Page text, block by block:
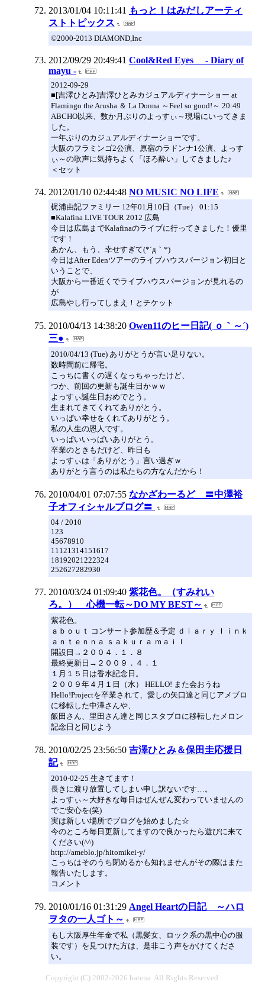
2013/01/04 10:11:41 もっと！はみだしアーティ
ストトピックス
©2000-2013 DIAMOND,Inc
2012/09/29 20:49:41 Cool&Red Eyes - Diary of
mayu -
2012-09-29
■[吉澤ひとみ]吉澤ひとみカジュアルディナーショー at
Flamingo the Arusha ＆ La Donna ～Feel so good!～ 20:49
ABCHO以来、数か月ぶりのよっすぃ～現場にいってきま
した。
一年ぶりのカジュアルディナーショーです。
大阪のフラミンゴ2公演、原宿のラドンナ1公演、よっす
ぃ～の歌声に気持ちよく「ほろ酔い」してきました♪
＜セット
2012/01/10 02:44:48 NO MUSIC NO LIFE
梶浦由記ファミリー 12年01月10日（Tue） 01:15
■Kalafina LIVE TOUR 2012 広島
今日は広島までKalafinaのライブに行ってきました！優里
です！
あかん、もう、幸せすぎて(*´д｀*)
今日はAfter Edenツアーのライブハウスバージョン初日と
いうことで、
大阪から一番近くでライブハウスバージョンが見れるの
が
広島やし行ってしまえ！とチケット
2010/04/13 14:38:20 Owen11のヒー日記( ｏ｀～´)
三●
2010/04/13 (Tue) ありがとうが言い足りない。
数時間前に帰宅。
こっちに書くの遅くなっちゃったけど、
つか、前回の更新も誕生日かｗｗ
よっすぃ誕生日おめでとう。
生まれてきてくれてありがとう。
いっぱい幸せをくれてありがとう。
私の人生の恩人です。
いっぱいいっぱいありがとう。
卒業のときもだけど、昨日も
よっすぃは「ありがとう」言い過ぎｗ
ありがとう言うのは私たちの方なんだから！
2010/04/01 07:07:55 なかざわーるど 〓中澤裕
子オフィシャルブログ〓
04 / 2010
123
45678910
11121314151617
18192021222324
252627282930
2010/03/24 01:09:40 紫花色。（すみれい
ろ。） 心機一転～DO MY BEST～
紫花色。
ａｂｏｕｔ コンサート参加歴＆予定 ｄｉａｒｙ ｌｉｎｋ
ａｎｔｅｎｎａ ｓａｋｕｒａ ｍａｉｌ
開設日→２００４．１．８
最終更新日→２００９．４．１
１月１５日は香水記念日。
２００９年４月１日（水） HELLO! また会おうね
Hello!Projectを卒業されて、愛しの矢口達と同じアメブロ
に移転した中澤さんや、
飯田さん、里田さん達と同じスタブロに移転したメロン
記念日と同じよう
2010/02/25 23:56:50 吉澤ひとみ＆保田圭応援日
記
2010-02-25 生きてます！
長きに渡り放置してしまい申し訳ないです…。
よっすぃ～大好きな毎日はぜんぜん変わっていませんの
でご安心を(笑)
実は新しい場所でブログを始めました☆
今のところ毎日更新してますので良かったら遊びに来て
ください(^^)
http://ameblo.jp/hitomikei-y/
こっちはそのうち閉めるかも知れませんがその際はまた
報告いたします。
コメント
2010/01/16 01:31:29 Angel Heartの日記 ～ハロ
ヲタの一人ゴト～
もし大阪厚生年金で私（黒髪女、ロック系の黒中心の服
装です）を見つけた方は、是非こう声をかけてくださ
い。
Copyright (C) 2002-2026 hatena. All Rights Reserved.